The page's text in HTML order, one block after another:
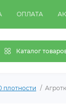
ОПЛАТА
Каталог
плотности